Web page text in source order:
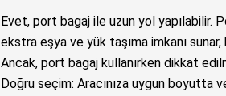
Evet, port bagaj ile uzun yol yapılabilir.
ekstra eşya ve yük taşıma imkanı
Ancak, port bagaj kullanırken dikkat
Doğru seçim: Aracınıza uygun boyutta